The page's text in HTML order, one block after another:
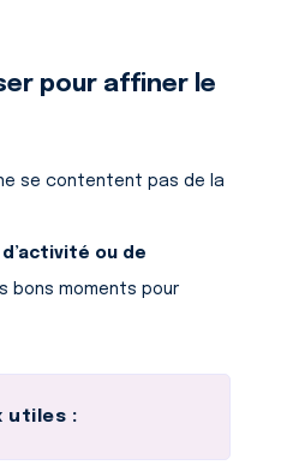
pour affiner le
se contentent pas de la
d’activité ou de
bons moments pour
utiles :